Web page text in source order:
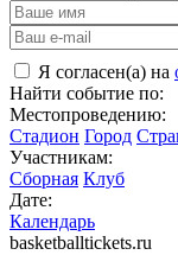
Я согласен(а) на
Найти событие по:
Местопроведению:
Стадион Город
Участникам:
Сборная Клуб
Дате:
Календарь
basketballtickets.ru